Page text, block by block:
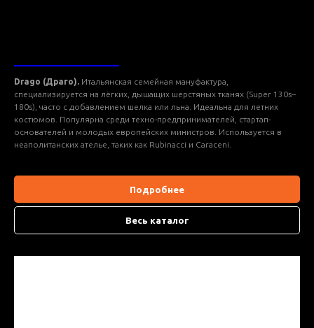
Drago (Драго). Итальянская семейная мануфактура,
специализируется на лёгких, дышащих шерстяных тканях (Super 130s–
180s), часто с добавлением шелка или льна. Идеальна для летних
костюмов. Популярна среди техно-предпринимателей, стартап-
основателей и молодых европейских министров. Используется в
неаполитанских ателье, таких как Rubinacci и Caraceni.
Подробнее
Весь каталог